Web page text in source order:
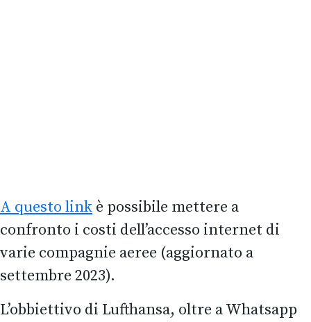
A questo link è possibile mettere a
confronto i costi dell’accesso internet di
varie compagnie aeree (aggiornato a
settembre 2023).
L’obbiettivo di Lufthansa, oltre a Whatsapp